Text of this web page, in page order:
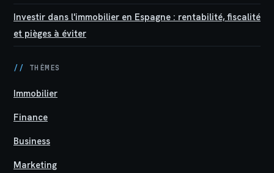
Investir dans l'immobilier en Espagne : rentabilité, fiscalité
et pièges à éviter
// THÈMES
Immobilier
Finance
Business
Marketing